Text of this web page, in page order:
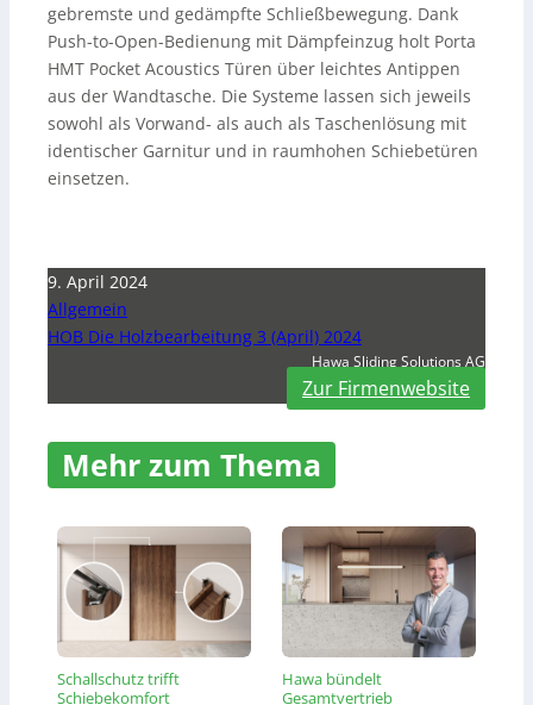
gebremste und gedämpfte Schließbewegung. Dank
Push-to-Open-Bedienung mit Dämpfeinzug holt Porta
HMT Pocket Acoustics Türen über leichtes Antippen
aus der Wandtasche. Die Systeme lassen sich jeweils
sowohl als Vorwand- als auch als Taschenlösung mit
identischer Garnitur und in raumhohen Schiebetüren
einsetzen.
9. April 2024
Allgemein
HOB Die Holzbearbeitung 3 (April) 2024
Hawa Sliding Solutions AG
Zur Firmenwebsite
Mehr zum Thema
Schallschutz trifft
Schiebekomfort
Hawa bündelt
Gesamtvertrieb